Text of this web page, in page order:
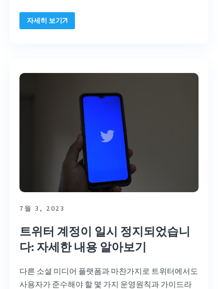
자세히 보기
7월 3, 2023
트위터 계정이 일시 정지되었습니
다: 자세한 내용 알아보기
다른 소셜 미디어 플랫폼과 마찬가지로 트위터에서도
사용자가 준수해야 할 몇 가지 운영원칙과 가이드라